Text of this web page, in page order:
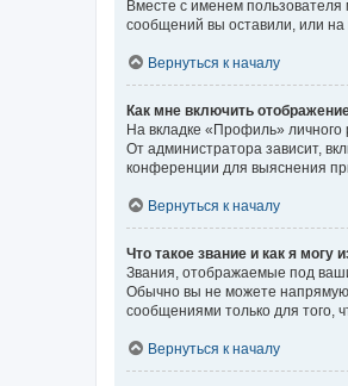
Вместе с именем пользователя
сообщений вы оставили, или на
Вернуться к началу
Как мне включить
На вкладке «Профиль» личного
От администратора зависит,
конференции для выяснения
Вернуться к началу
Что такое звание и как я могу
Звания, отображаемые под
Обычно вы не можете напрямую
сообщениями только для того,
Вернуться к началу